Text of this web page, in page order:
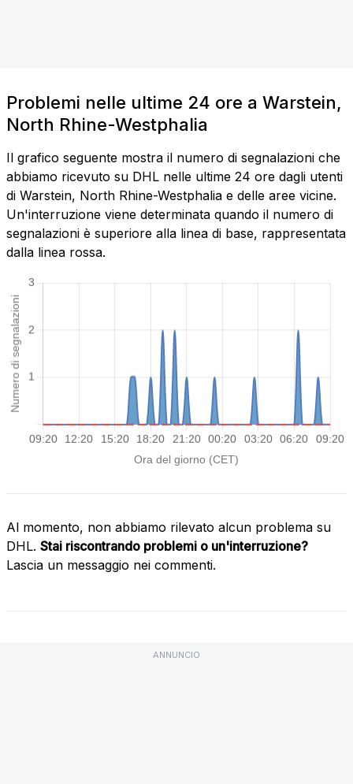
Problemi nelle ultime 24 ore a Warstein,
North Rhine-Westphalia
Il grafico seguente mostra il numero di segnalazioni che
abbiamo ricevuto su DHL nelle ultime 24 ore dagli utenti
di Warstein, North Rhine-Westphalia e delle aree vicine.
Un'interruzione viene determinata quando il numero di
segnalazioni è superiore alla linea di base, rappresentata
dalla linea rossa.
Al momento, non abbiamo rilevato alcun problema su
DHL. Stai riscontrando problemi o un'interruzione?
Lascia un messaggio nei commenti.
ANNUNCIO